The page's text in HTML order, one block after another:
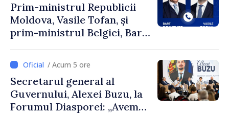
Prim-ministrul Republicii
Moldova, Vasile Tofan, și
prim-ministrul Belgiei, Bart
despre parcursul european
al Republicii Moldova.
/ Acum 5 ore
Secretarul general al
Guvernului, Alexei Buzu, la
Forumul Diasporei: „Avem